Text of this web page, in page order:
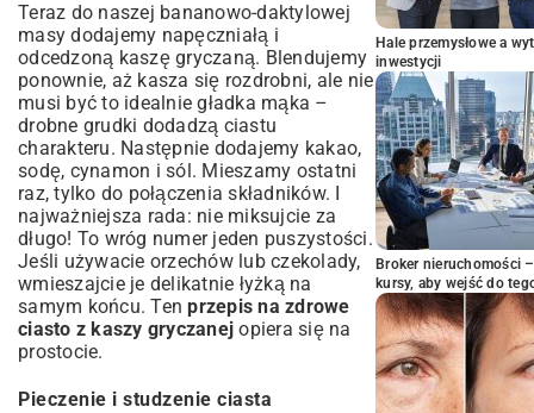
Teraz do naszej bananowo-daktylowej
masy dodajemy napęczniałą i
odcedzoną kaszę gryczaną. Blendujemy
ponownie, aż kasza się rozdrobni, ale nie
musi być to idealnie gładka mąka –
drobne grudki dodadzą ciastu
charakteru. Następnie dodajemy kakao,
sodę, cynamon i sól. Mieszamy ostatni
raz, tylko do połączenia składników. I
najważniejsza rada: nie miksujcie za
długo! To wróg numer jeden puszystości.
Jeśli używacie orzechów lub czekolady,
wmieszajcie je delikatnie łyżką na
samym końcu. Tenprzepis na zdrowe
ciasto z kaszy gryczanej opiera się na
prostocie.
Pieczenie i studzenie ciasta
Hale przemysłowe a
inwestycji
Broker nieruchomości
kursy, aby wejść do